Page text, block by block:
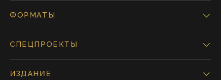
ФОРМАТЫ
СПЕЦПРОЕКТЫ
ИЗДАНИЕ